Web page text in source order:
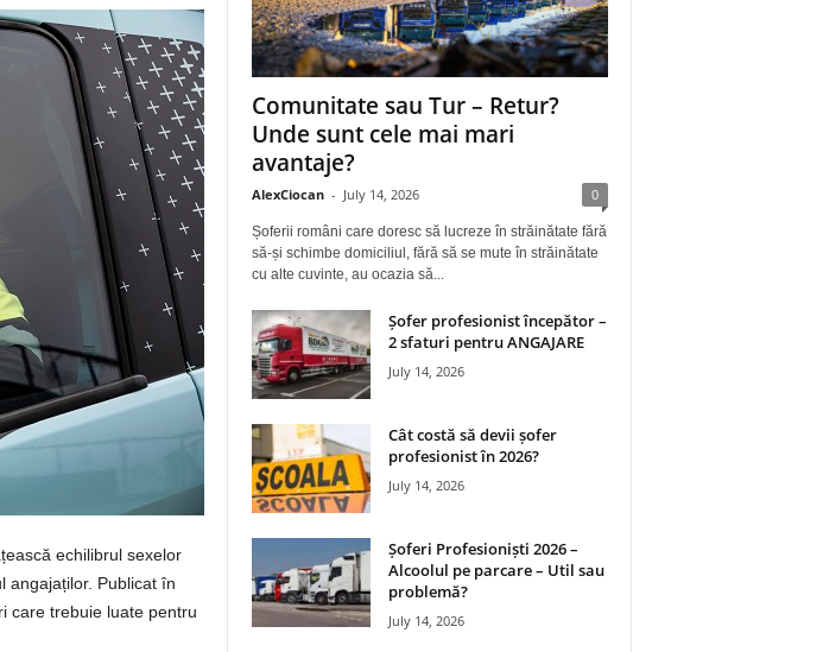
echilibrul sexelor
angajaților. Publicat în
care trebuie luate pentru
Comunitate sau Tur – Retur?
Unde sunt cele mai mari
avantaje?
AlexCiocan - July 14, 2026 0
Șoferii români care doresc să lucreze în străinătate fără
să-și schimbe domiciliul, fără să se mute în străinătate
cu alte cuvinte, au ocazia să...
Șofer profesionist începător –
2 sfaturi pentru ANGAJARE
July 14, 2026
Cât costă să devii șofer
profesionist în 2026?
July 14, 2026
Șoferi Profesioniști 2026 –
Alcoolul pe parcare – Util sau
problemă?
July 14, 2026